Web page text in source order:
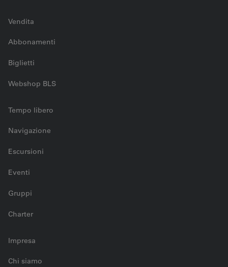
Vendita
Abbonamenti
Biglietti
Webshop BLS
Tempo libero
Navigazione
Escursioni
Eventi
Gruppi
Charter
Impresa
Chi siamo